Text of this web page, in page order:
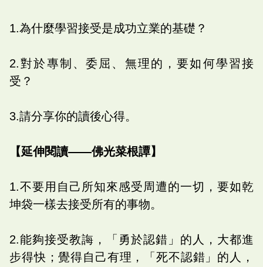
1.為什麼學習接受是成功立業的基礎？
2.對於專制、委屈、無理的，要如何學習接
受？
3.請分享你的讀後心得。
【延伸閱讀——佛光菜根譚】
1.不要用自己所知來感受周遭的一切，要如乾
坤袋一樣去接受所有的事物。
2.能夠接受教誨，「勇於認錯」的人，大都進
步得快；覺得自己有理，「死不認錯」的人，